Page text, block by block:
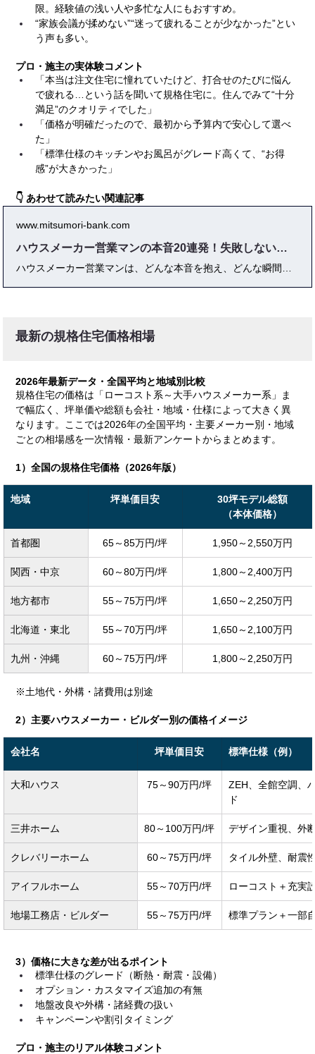
限。経験値の浅い人や多忙な人にもおすすめ。
“家族会議が揉めない”“迷って疲れることが少なかった”とい
う声も多い。
プロ・施主の実体験コメント
「本当は注文住宅に憧れていたけど、打合せのたびに悩ん
で疲れる…という話を聞いて規格住宅に。住んでみて“十分
満足”のクオリティでした」
「価格が明確だったので、最初から予算内で安心して選べ
た」
「標準仕様のキッチンやお風呂がグレード高くて、“お得
感”が大きかった」
👇 あわせて読みたい関連記事
www.mitsumori-bank.com
ハウスメーカー営業マンの本音20連発！失敗しない選び方の極意
最新の規格住宅価格相場
2026年最新データ・全国平均と地域別比較
規格住宅の価格は「ローコスト系～大手ハウスメーカー系」ま
で幅広く、坪単価や総額も会社・地域・仕様によって大きく異
なります。ここでは2026年の全国平均・主要メーカー別・地域
ごとの相場感を一次情報・最新アンケートからまとめます。
1）全国の規格住宅価格（2026年版）
地域 坪単価目安
30坪モデル総額
（本体価格）
首都圏 65～85万円/坪 1,950～2,550万円
関西・中京 60～80万円/坪 1,800～2,400万円
地方都市 55～75万円/坪 1,650～2,250万円
北海道・東北 55～70万円/坪 1,650～2,100万円
九州・沖縄 60～75万円/坪 1,800～2,250万円
※土地代・外構・諸費用は別途
2）主要ハウスメーカー・ビルダー別の価格イメージ
会社名 坪単価目安 標準仕様（例）
大和ハウス 75～90万円/坪
ZEH、全館空調、
ド
三井ホーム 80～100万円/坪 デザイン重視、外
クレバリーホーム 60～75万円/坪 タイル外壁、耐震
アイフルホーム 55～70万円/坪 ローコスト＋充実
地場工務店・ビルダー 55～75万円/坪 標準プラン＋一部
3）価格に大きな差が出るポイント
標準仕様のグレード（断熱・耐震・設備）
オプション・カスタマイズ追加の有無
地盤改良や外構・諸経費の扱い
キャンペーンや割引タイミング
プロ・施主のリアル体験コメント